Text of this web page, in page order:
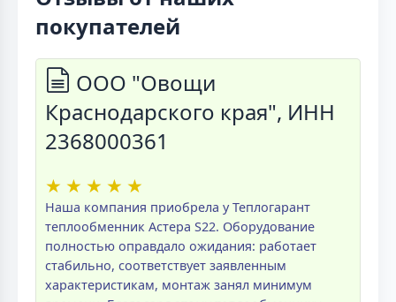
покупателей
ООО "Овощи
Краснодарского края", ИНН
2368000361
★ ★ ★ ★ ★
Наша компания приобрела у Теплогарант
теплообменник Астера S22. Оборудование
полностью оправдало ожидания: работает
стабильно, соответствует заявленным
характеристикам, монтаж занял минимум